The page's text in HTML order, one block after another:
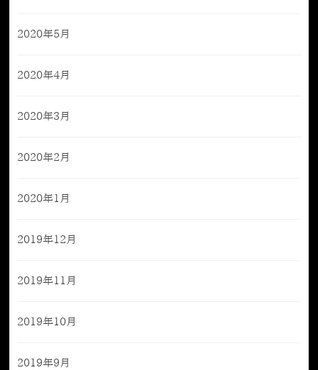
2020年5月
2020年4月
2020年3月
2020年2月
2020年1月
2019年12月
2019年11月
2019年10月
2019年9月